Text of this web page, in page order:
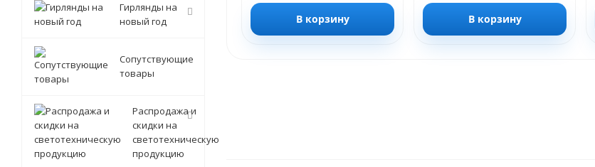
В корзину В корзину
Гирлянды на
новый год
Сопутствующие
товары
Распродажа и
скидки на
светотехническую
продукцию